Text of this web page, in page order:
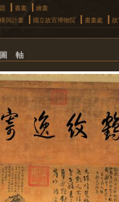
書畫
繪畫
與計畫 國立故宮博物院 書畫處
圖 軸